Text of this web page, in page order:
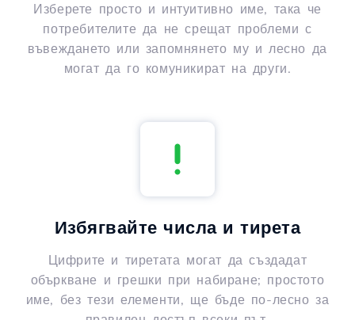
Изберете просто и интуитивно име, така че
потребителите да не срещат проблеми с
въвеждането или запомнянето му и лесно да
могат да го комуникират на други.
Избягвайте числа и тирета
Цифрите и тиретата могат да създадат
объркване и грешки при набиране; простото
име, без тези елементи, ще бъде по-лесно за